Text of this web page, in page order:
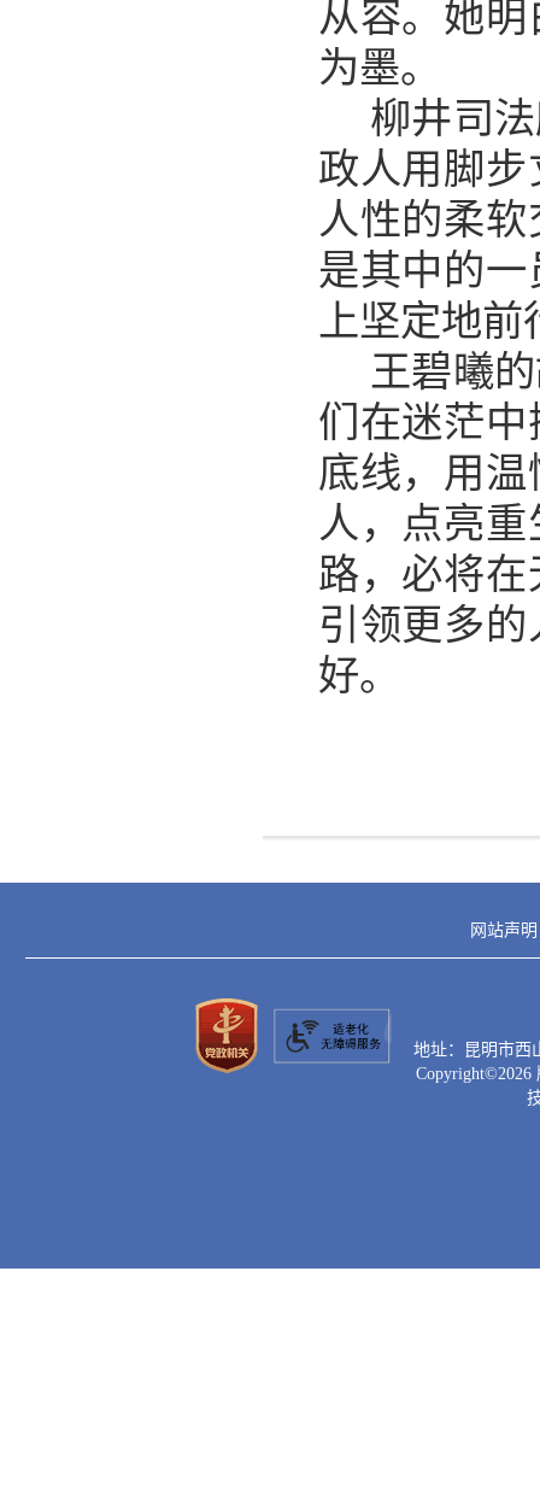
从容。她
为墨。
柳井司
政人用脚
人性的柔
是其中的
上坚定地前
王碧曦
们在迷茫
底线，用
人，点亮
路，必将
引领更多
好。
网站声明
地址：昆明市西
Copyright©2026